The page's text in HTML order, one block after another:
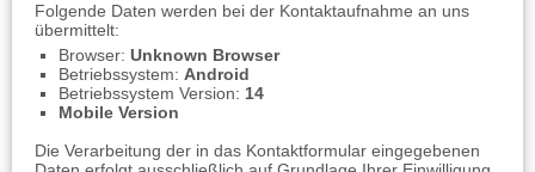
Folgende Daten werden bei der Kontaktaufnahme an uns
übermittelt:
Browser: Unknown Browser
Betriebssystem: Android
Betriebssystem Version: 14
Mobile Version
Die Verarbeitung der in das Kontaktformular eingegebenen